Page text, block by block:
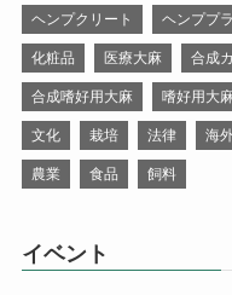
ヘンプクリート ヘンププ
化粧品 医療大麻 合成
合成嗜好用大麻 嗜好用大
文化 栽培 法律 海
農業 食品 飼料
イベント